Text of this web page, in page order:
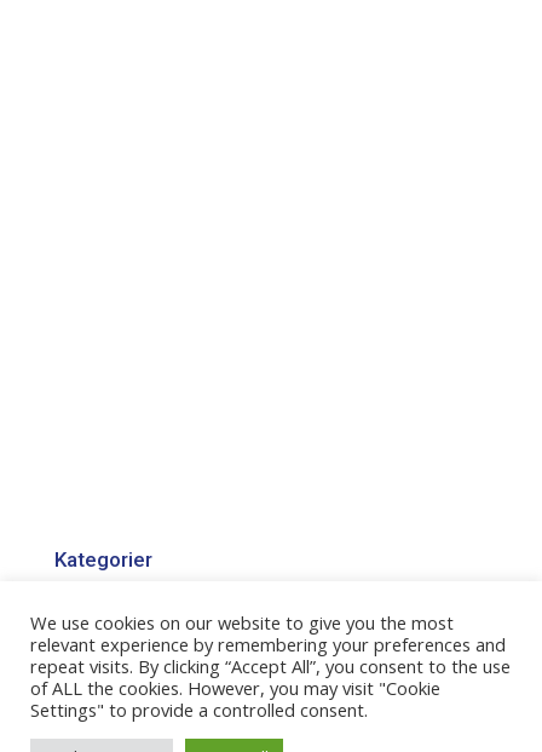
Kategorier
We use cookies on our website to give you the most
relevant experience by remembering your preferences and
repeat visits. By clicking “Accept All”, you consent to the use
of ALL the cookies. However, you may visit "Cookie
Settings" to provide a controlled consent.